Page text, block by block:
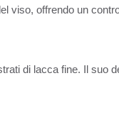
viso, offrendo un
di lacca fine. Il